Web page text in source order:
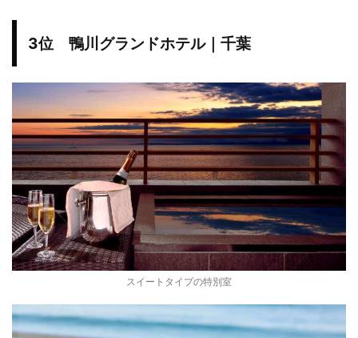
3位 鴨川グランドホテル｜千葉
スイートタイプの特別室